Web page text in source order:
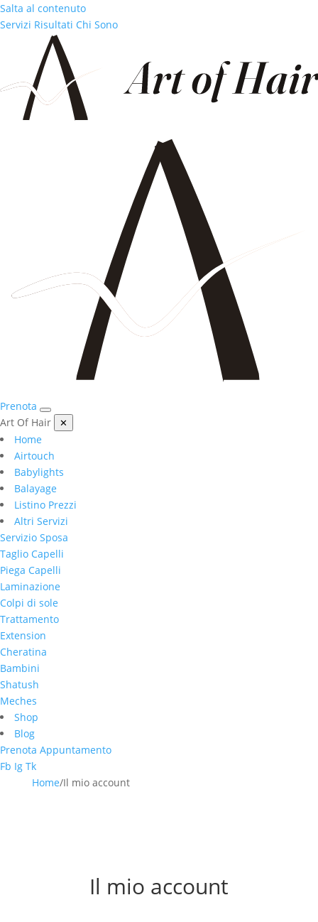
Salta al contenuto
Servizi Risultati Chi Sono
Prenota
Art Of Hair
✕
Home
Airtouch
Babylights
Balayage
Listino Prezzi
Altri Servizi
Servizio Sposa
Taglio Capelli
Piega Capelli
Laminazione
Colpi di sole
Trattamento
Extension
Cheratina
Bambini
Shatush
Meches
Shop
Blog
Prenota Appuntamento
Fb Ig Tk
Home/Il mio account
Il mio account